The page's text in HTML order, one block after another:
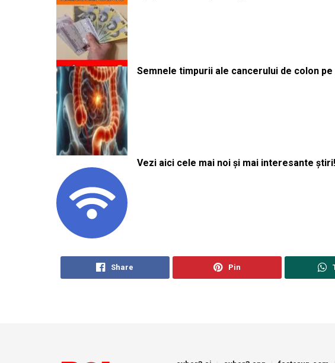
Semnele timpurii ale cancerului de colon
Vezi aici cele mai noi și mai interesante știri!
Share Pin